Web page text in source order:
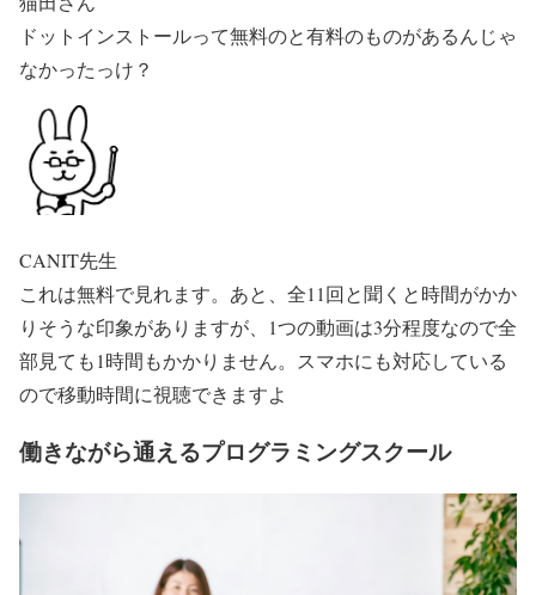
ドットインストールって無料のと有料のものがあるんじゃ
なかったっけ？
CANIT先生
これは無料で見れます。あと、全11回と聞くと時間がかか
りそうな印象がありますが、1つの動画は3分程度なので全
部見ても1時間もかかりません。スマホにも対応している
ので移動時間に視聴できますよ
働きながら通えるプログラミングスクール